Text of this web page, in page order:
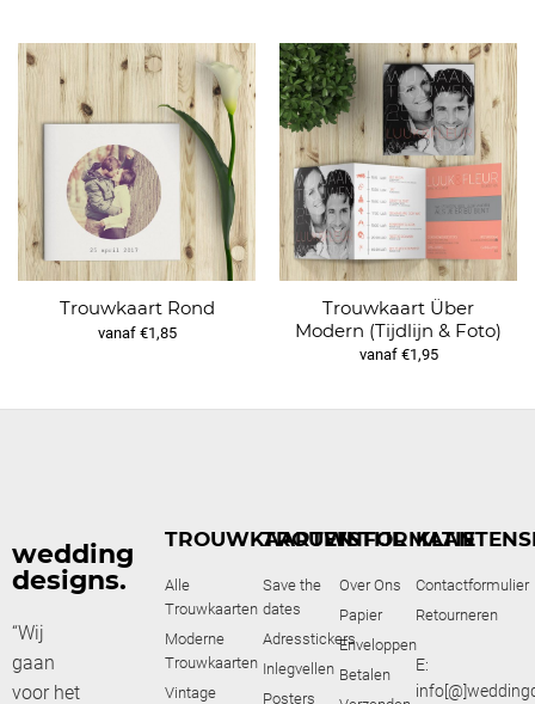
Trouwkaart Rond
vanaf €1,85
Trouwkaart Über
Modern (Tijdlijn & Foto)
vanaf €1,95
wedding
designs.
“Wij
gaan
voor het
TROUWKAARTEN
Alle
Trouwkaarten
Moderne
Trouwkaarten
Vintage
TROUWSTIJL
Save the
dates
Adresstickers
Inlegvellen
Posters
INFORMATIE
Over Ons
Papier
Enveloppen
Betalen
Contactformulier
Retourneren
E: